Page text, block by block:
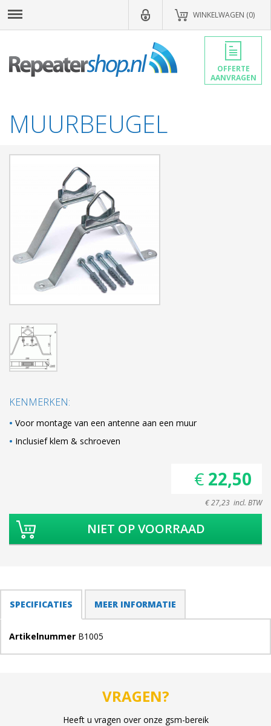
WINKELWAGEN (0)
OFFERTE
AANVRAGEN
MUURBEUGEL
KENMERKEN:
Voor montage van een antenne aan een muur
Inclusief klem & schroeven
€ 22,50
€ 27,23 incl. BTW
SPECIFICATIES (ACTIEVE
TABBLAD)
MEER INFORMATIE
Artikelnummer B1005
VRAGEN?
Heeft u vragen over onze gsm-bereik